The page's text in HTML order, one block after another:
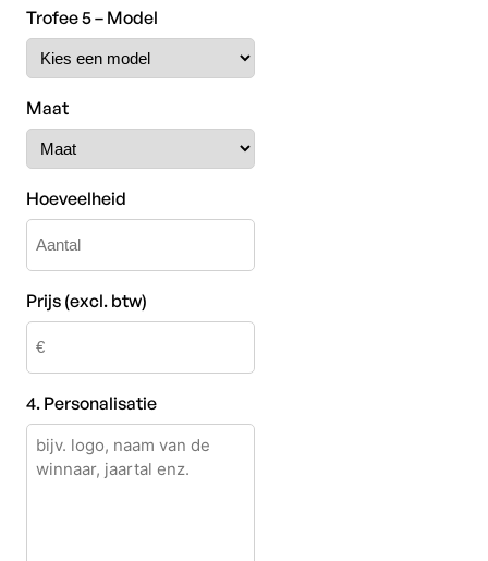
Trofee 5 – Model
Maat
Hoeveelheid
Prijs (excl. btw)
4. Personalisatie